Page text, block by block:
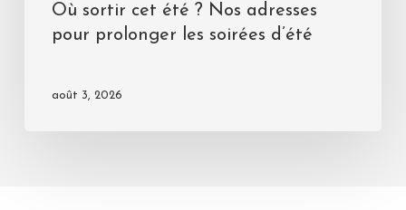
Où sortir cet été ? Nos adresses
pour prolonger les soirées d’été
août 3, 2026